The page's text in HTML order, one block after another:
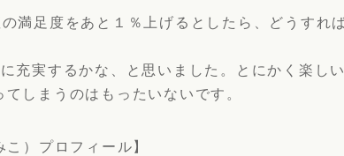
満足度をあと１％上げるとしたら、どうすれ
充実するかな、と思いました。とにかく楽し
しまうのはもったいないです。
）プロフィール】